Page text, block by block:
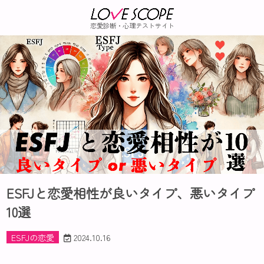
恋愛診断・心理テストサイト
ESFJと恋愛相性が良いタイプ、悪いタイプ
10選
ESFJの恋愛 2024.10.16